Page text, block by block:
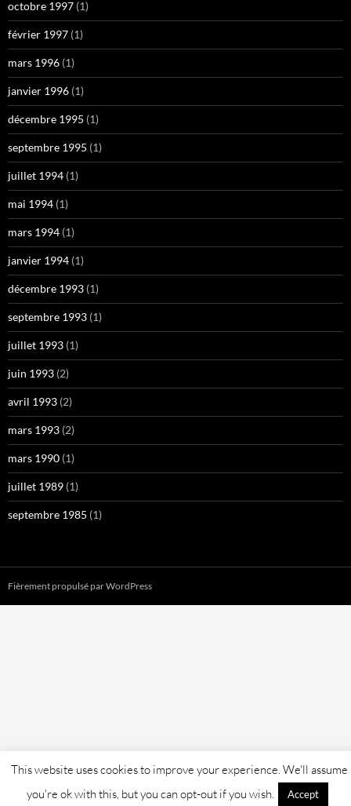
octobre 1997 (1)
février 1997 (1)
mars 1996 (1)
janvier 1996 (1)
décembre 1995 (1)
septembre 1995 (1)
juillet 1994 (1)
mai 1994 (1)
mars 1994 (1)
janvier 1994 (1)
décembre 1993 (1)
septembre 1993 (1)
juillet 1993 (1)
juin 1993 (2)
avril 1993 (2)
mars 1993 (2)
mars 1990 (1)
juillet 1989 (1)
septembre 1985 (1)
Fièrement propulsé par WordPress
This website uses cookies to improve your experience. We'll assume
you're ok with this, but you can opt-out if you wish.
Accept